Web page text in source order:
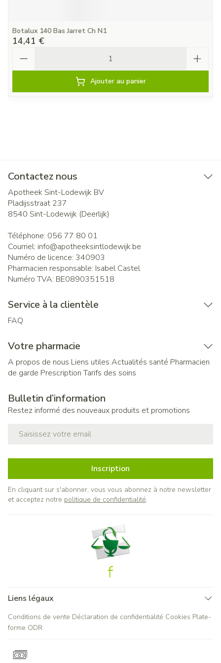
Botalux 140 Bas Jarret Ch N1
14,41 €
Ajouter au panier
Contactez nous
Apotheek Sint-Lodewijk BV
Pladijsstraat 237
8540 Sint-Lodewijk (Deerlijk)
Téléphone: 056 77 80 01
Courriel: info@apotheeksintlodewijk.be
Numéro de licence: 340903
Pharmacien responsable: Isabel Castel
Numéro TVA: BE0890351518
Service à la clientèle
FAQ
Votre pharmacie
A propos de nous Liens utiles Actualités santé Pharmacien
de garde Prescription Tarifs des soins
Bulletin d’information
Restez informé des nouveaux produits et promotions
Inscription
En cliquant sur s'abonner, vous vous abonnez à notre newsletter
et acceptez notre politique de confidentialité.
Liens légaux
Conditions de vente Déclaration de confidentialité Cookies Plate-
forme ODR